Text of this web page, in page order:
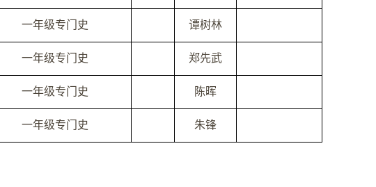
一年级专门史 谭树林
一年级专门史 郑先武
一年级专门史 陈晖
一年级专门史 朱锋